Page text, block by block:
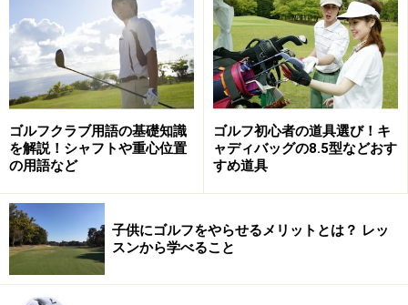
ゴルフクラブ用語の基礎知識
を解説！シャフトや重心位置
の用語など
ゴルフ初心者の道具選び！キ
ャディバッグの8.5型などおす
すめ道具
子供にゴルフをやらせるメリットとは？ レッ
スンから学べること